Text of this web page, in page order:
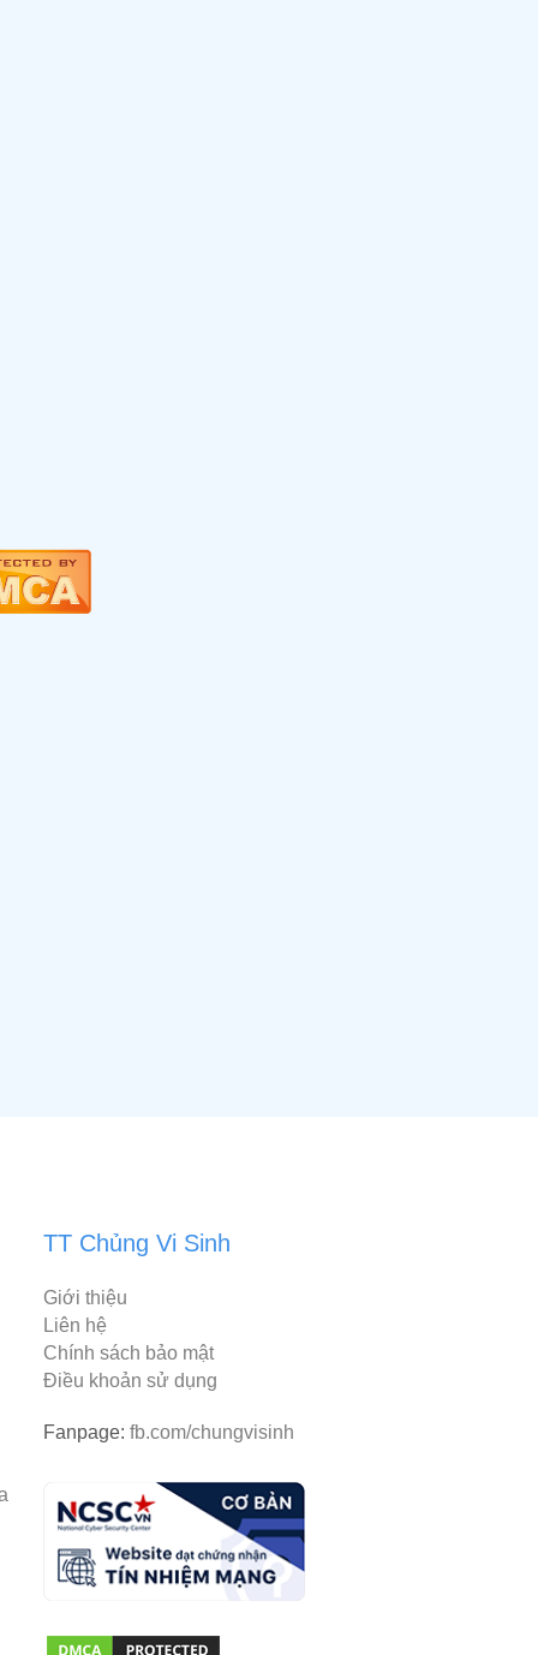
TT Chủng Vi Sinh
Giới thiệu
Liên hệ
Chính sách bảo mật
Điều khoản sử dụng
Fanpage:fb.com/chungvisinh